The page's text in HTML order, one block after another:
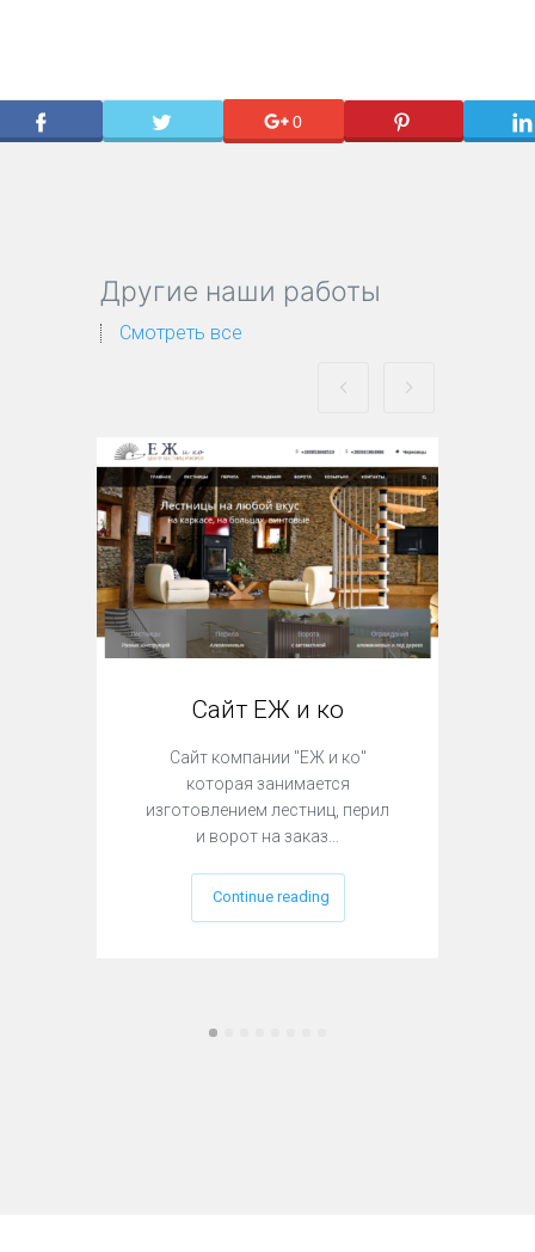
0
Другие наши работы
Смотреть все
Сайт ЕЖ и ко
Сайт компании "ЕЖ и ко"
которая занимается
изготовлением лестниц, перил
и ворот на заказ…
Continue reading